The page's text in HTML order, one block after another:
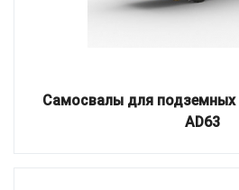
Самосвалы для подземных
AD63